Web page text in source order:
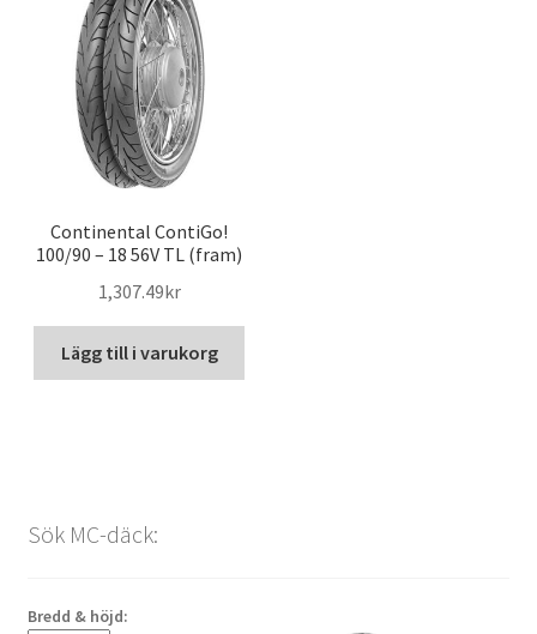
Continental ContiGo!
100/90 – 18 56V TL (fram)
1,307.49kr
Lägg till i varukorg
Sök MC-däck:
Bredd & höjd: